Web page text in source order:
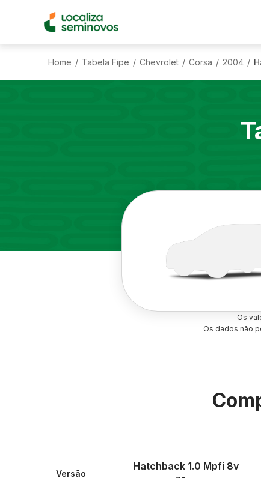
Home / Tabela Fipe / Chevrolet / Corsa / 2004 /
Os
Os dados não
Versão
Hatchback 1.0 Mpfi 8v